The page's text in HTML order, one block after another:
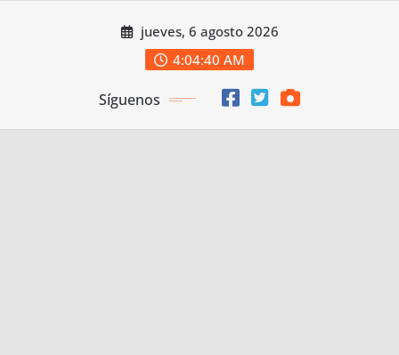
jueves, 6 agosto 2026
4:04:40 AM
Síguenos